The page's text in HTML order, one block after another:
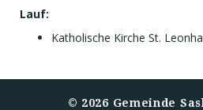
Lauf:
Katholische Kirche St.
© 2026 Gemeinde